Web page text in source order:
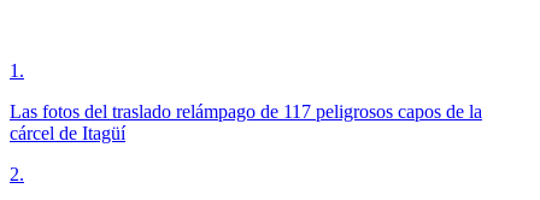
1 .
Las fotos del traslado relámpago de 117 peligrosos capos de la
cárcel de Itagüí
2.